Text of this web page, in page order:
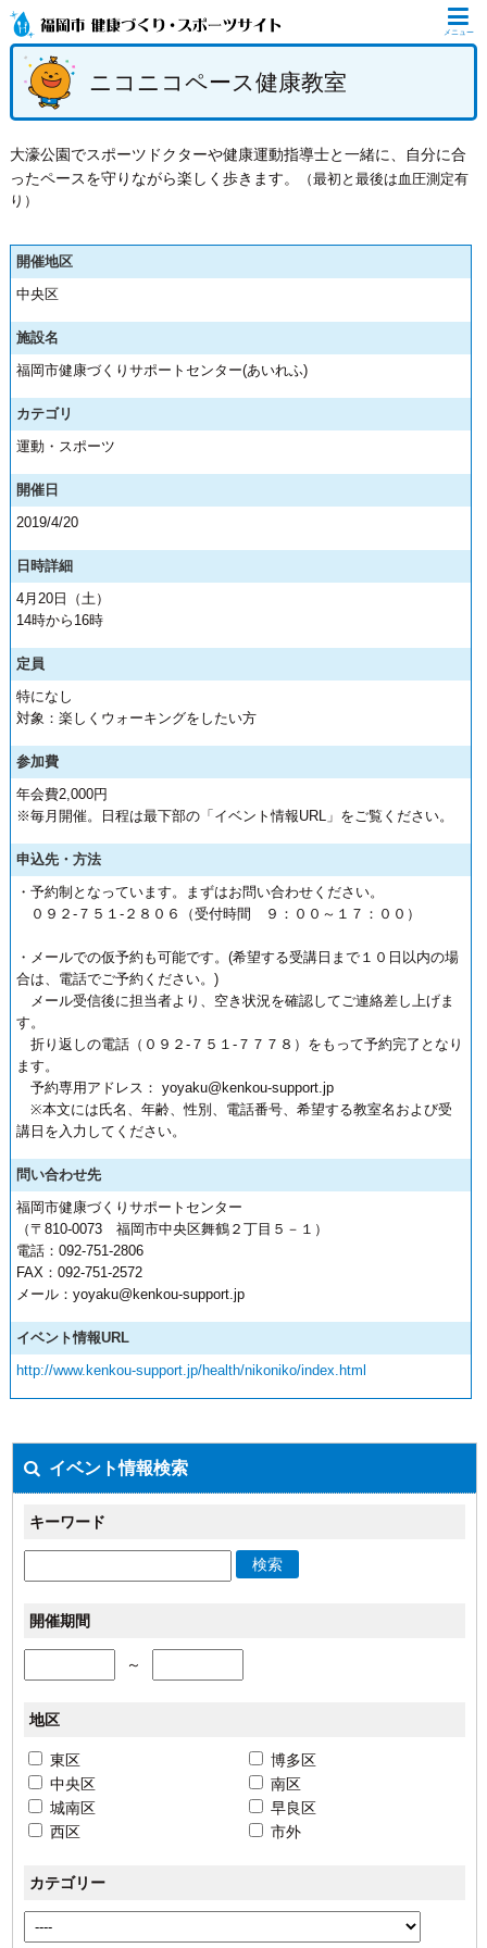
メニュー
ニコニコペース健康教室
大濠公園でスポーツドクターや健康運動指導士と一緒に、自分に合
ったペースを守りながら楽しく歩きます。
（最初と最後は血圧測定有
り）
開催地区
中央区
施設名
福岡市健康づくりサポートセンター(あいれふ)
カテゴリ
運動・スポーツ
開催日
2019/4/20
日時詳細
4月20日（土）
14時から16時
定員
特になし
対象：楽しくウォーキングをしたい方
参加費
年会費2,000円
※毎月開催。日程は最下部の「イベント情報URL」をご覧ください。
申込先・方法
・予約制となっています。まずはお問い合わせください。
０９２-７５１-２８０６（受付時間 ９：００～１７：００）
・メールでの仮予約も可能です。(希望する受講日まで１０日以内の場
合は、電話でご予約ください。)
メール受信後に担当者より、空き状況を確認してご連絡差し上げま
す。
折り返しの電話（０９２-７５１-７７７８）をもって予約完了となり
ます。
予約専用アドレス： yoyaku@kenkou-support.jp
※本文には氏名、年齢、性別、電話番号、希望する教室名および受
講日を入力してください。
問い合わせ先
福岡市健康づくりサポートセンター
（〒810-0073 福岡市中央区舞鶴２丁目５－１）
電話：092-751-2806
FAX：092-751-2572
メール：yoyaku@kenkou-support.jp
イベント情報URL
http://www.kenkou-support.jp/health/nikoniko/index.html
イベント情報検索
キーワード
検索
開催期間
～
地区
東区
博多区
中央区
南区
城南区
早良区
西区
市外
カテゴリー